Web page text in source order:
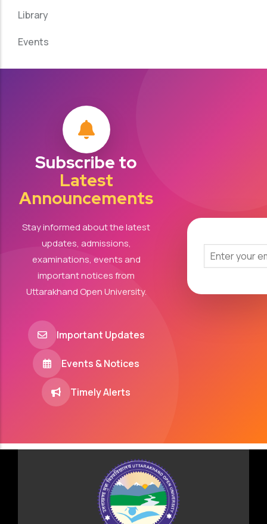
Library
Events
Subscribe to
Latest
Announcements
Stay informed about the latest
updates, admissions,
examinations, events and
important notices from
Uttarakhand Open University.
Important Updates
Events & Notices
Timely Alerts